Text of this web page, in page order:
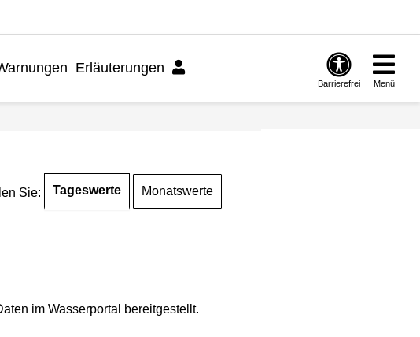
Erläuterungen
Barrierefrei Menü
Sie: Tageswerte Monatswerte
im Wasserportal bereitgestellt.